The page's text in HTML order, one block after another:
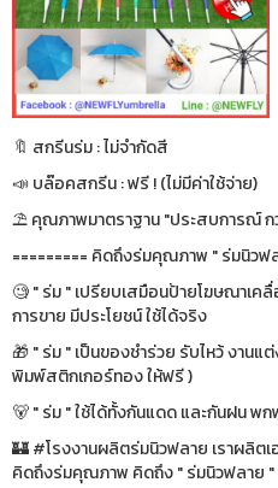
🔖 สกรีนร่ม : ไม่จำกัดสี
📣 บล๊อคสกรีน : ฟรี ! (ไม่มีค่าใช้จ่าย)
⛱ คุณภาพมาตราฐาน "ประสบการณ์ ก
========= คิดถึงร่มคุณภาพ " ร่มนิวฟล
🧐 " ร่ม " เปรียบเสมือนป้ายโฆษณาเค
การขาย มีประโยชน์ ใช้ได้จริง
🎁 " ร่ม " เป็นของชำร่วย รับไหว้ งาน
พิมพ์สติกเกอร์ทอง ให้ฟรี )
🐻 " ร่ม " ใช้ได้ทั้งกันแดด และกันฝน พ
🏰 #โรงงานผลิตร่มนิวฟลาย เราผลิต
คิดถึงร่มคุณภาพ คิดถึง " ร่มนิวฟลาย "